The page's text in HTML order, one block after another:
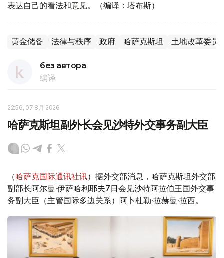
表达自己的看法和意见。（编译：塔布斯）
黄金储备 法律与秩序 政府 哈萨克斯坦 土地改革委员
без автора
编译
22:56, 07 8月 2026
哈萨克斯坦副外长会见沙特外交事务副大臣
（哈萨克国际通讯社讯）据外交部消息，哈萨克斯坦外交部
副部长阿尔曼·伊萨哈利耶夫7日会见沙特阿拉伯王国外交事
务副大臣（主管国际多边关系）阿卜杜勒·拉赫曼·拉西。